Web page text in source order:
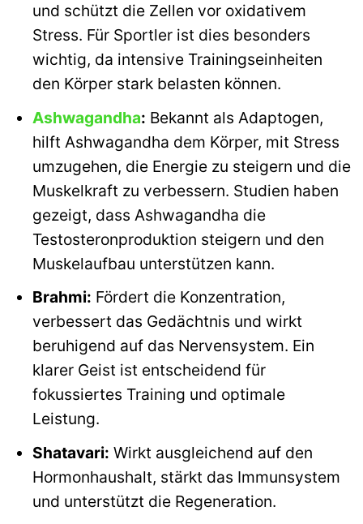
und schützt die Zellen vor oxidativem
Stress. Für Sportler ist dies besonders
wichtig, da intensive Trainingseinheiten
den Körper stark belasten können.
Ashwagandha: Bekannt als Adaptogen,
hilft Ashwagandha dem Körper, mit Stress
umzugehen, die Energie zu steigern und die
Muskelkraft zu verbessern. Studien haben
gezeigt, dass Ashwagandha die
Testosteronproduktion steigern und den
Muskelaufbau unterstützen kann.
Brahmi: Fördert die Konzentration,
verbessert das Gedächtnis und wirkt
beruhigend auf das Nervensystem. Ein
klarer Geist ist entscheidend für
fokussiertes Training und optimale
Leistung.
Shatavari: Wirkt ausgleichend auf den
Hormonhaushalt, stärkt das Immunsystem
und unterstützt die Regeneration.